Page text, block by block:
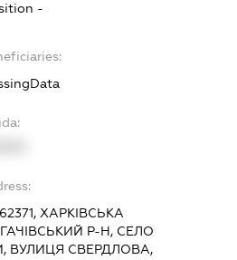
-
ХАРКІВСЬКА
Р-Н, СЕЛО
ВУЛИЦЯ СВЕРДЛОВА,